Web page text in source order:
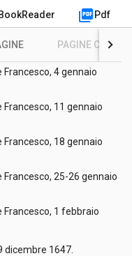
BookReader picture_as_pdf Pdf
PAGINE CON
14 dicembre 1647.
Francesco, 4 gennaio
Francesco, 11 gennaio
Francesco, 18 gennaio
Francesco, 25-26 gennaio
Francesco, 1 febbraio
dicembre 1647.